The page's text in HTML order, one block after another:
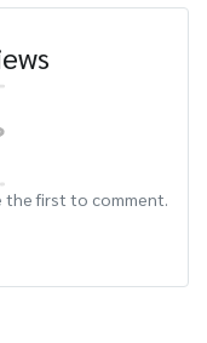
the first to comment.